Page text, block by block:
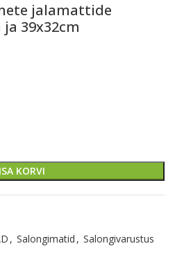
jalamattide
39x32cm
KORVI
, Salongimatid , Salongivarustus